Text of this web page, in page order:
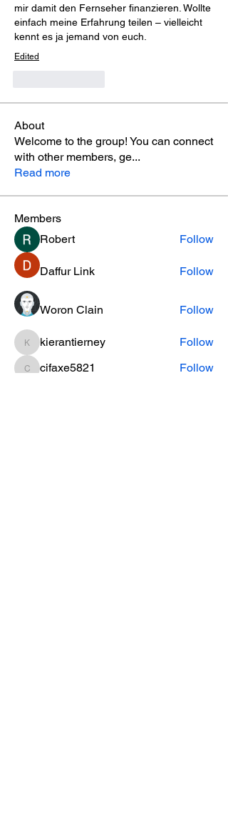
mir damit den Fernseher finanzieren. Wollte
einfach meine Erfahrung teilen – vielleicht
kennt es ja jemand von euch.
Edited
About
Welcome to the group! You can connect
with other members, ge...
Read more
Members
Robert
Follow
Daffur Link Follow
Woron Clain Follow
kierantierney
kierantierney Follow
cifaxe5821
cifaxe5821
Follow